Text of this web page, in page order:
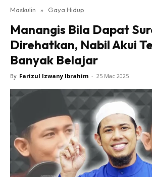
Maskulin » Gaya Hidup
Manangis Bila Dapat
Direhatkan, Nabil Akui
Banyak Belajar
By Farizul Izwany Ibrahim - 25 Mac 2025